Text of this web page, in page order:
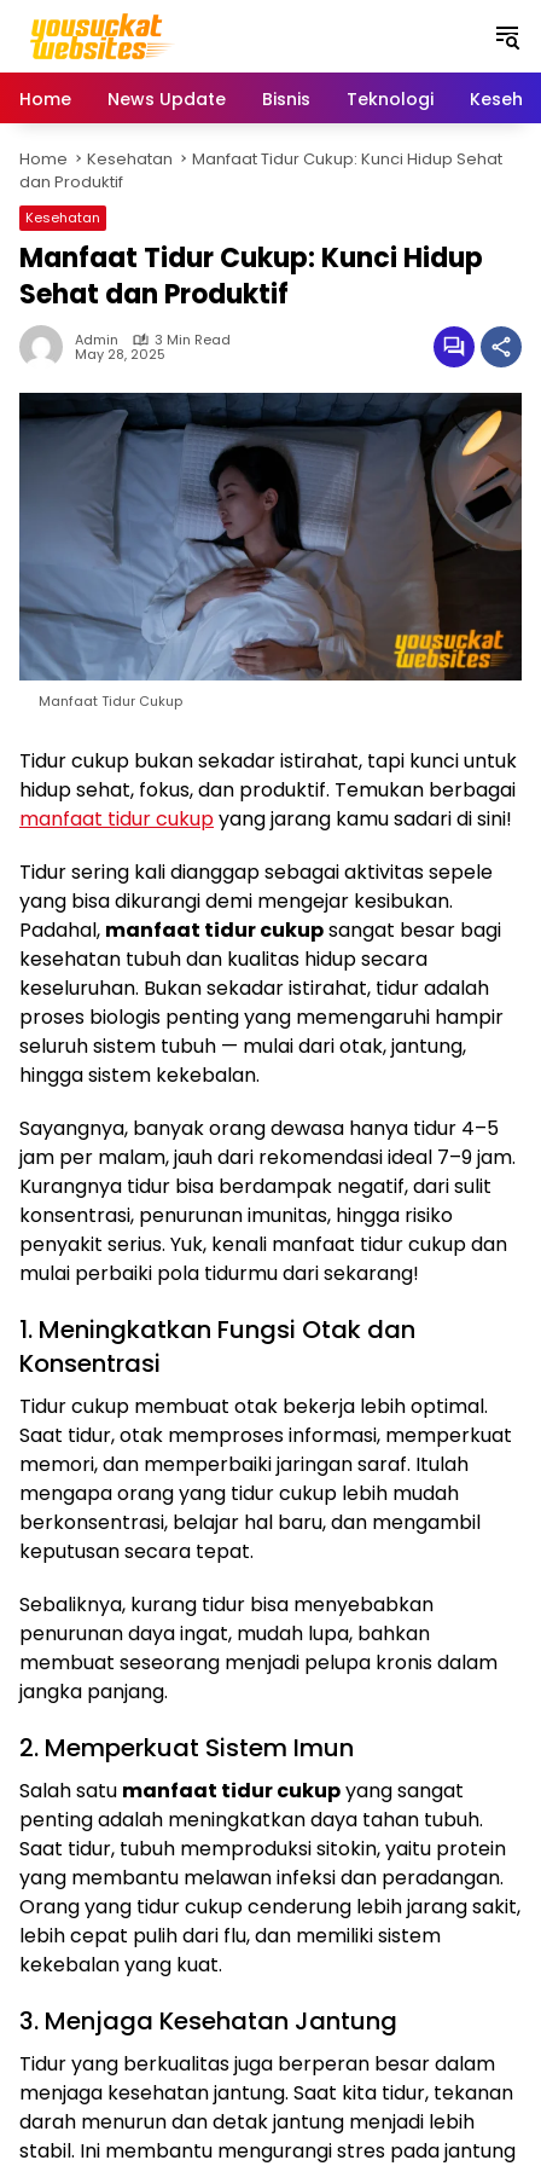
Home News Update Bisnis Teknologi
Home Kesehatan
Manfaat Tidur Cukup: Kunci Hidup Sehat
dan Produktif
Kesehatan
Manfaat Tidur Cukup: Kunci Hidup
Sehat dan Produktif
Admin 3 Min Read
May 28, 2025
Manfaat Tidur Cukup
Tidur cukup bukan sekadar istirahat, tapi kunci untuk
hidup sehat, fokus, dan produktif. Temukan berbagai
manfaat tidur cukupyang jarang kamu sadari di sini!
Tidur sering kali dianggap sebagai aktivitas sepele
yang bisa dikurangi demi mengejar kesibukan.
Padahal, manfaat tidur cukupsangat besar bagi
kesehatan tubuh dan kualitas hidup secara
keseluruhan. Bukan sekadar istirahat, tidur adalah
proses biologis penting yang memengaruhi hampir
seluruh sistem tubuh — mulai dari otak, jantung,
hingga sistem kekebalan.
Sayangnya, banyak orang dewasa hanya tidur 4–5
jam per malam, jauh dari rekomendasi ideal 7–9 jam.
Kurangnya tidur bisa berdampak negatif, dari sulit
konsentrasi, penurunan imunitas, hingga risiko
penyakit serius. Yuk, kenali manfaat tidur cukup dan
mulai perbaiki pola tidurmu dari sekarang!
1. Meningkatkan Fungsi Otak dan
Konsentrasi
Tidur cukup membuat otak bekerja lebih optimal.
Saat tidur, otak memproses informasi, memperkuat
memori, dan memperbaiki jaringan saraf. Itulah
mengapa orang yang tidur cukup lebih mudah
berkonsentrasi, belajar hal baru, dan mengambil
keputusan secara tepat.
Sebaliknya, kurang tidur bisa menyebabkan
penurunan daya ingat, mudah lupa, bahkan
membuat seseorang menjadi pelupa kronis dalam
jangka panjang.
2. Memperkuat Sistem Imun
Salah satu manfaat tidur cukupyang sangat
penting adalah meningkatkan daya tahan tubuh.
Saat tidur, tubuh memproduksi sitokin, yaitu protein
yang membantu melawan infeksi dan peradangan.
Orang yang tidur cukup cenderung lebih jarang sakit,
lebih cepat pulih dari flu, dan memiliki sistem
kekebalan yang kuat.
3. Menjaga Kesehatan Jantung
Tidur yang berkualitas juga berperan besar dalam
menjaga kesehatan jantung. Saat kita tidur, tekanan
darah menurun dan detak jantung menjadi lebih
stabil. Ini membantu mengurangi stres pada jantung